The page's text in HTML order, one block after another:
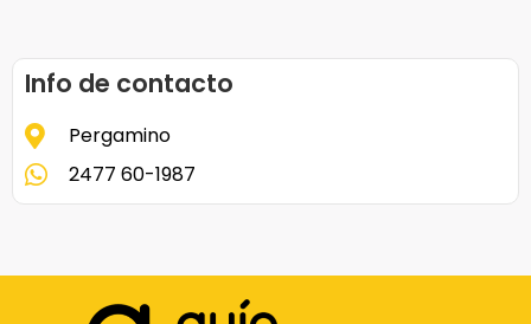
Info de contacto
Pergamino
2477 60-1987